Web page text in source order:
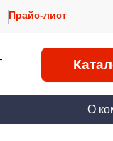
Прайс-лист
О